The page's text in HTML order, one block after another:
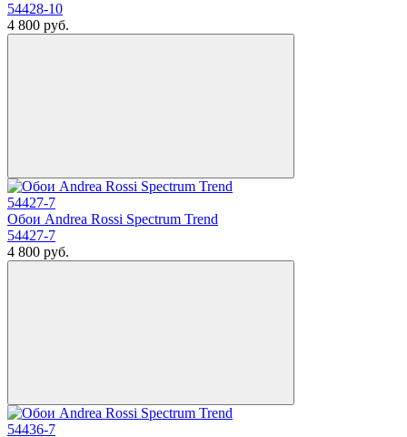
54428-10
4 800 руб.
Обои Andrea Rossi Spectrum Trend
54427-7
4 800 руб.